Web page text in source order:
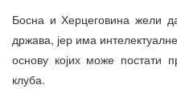
Босна и Херцеговина жели
држава, јер има
основу којих може постати
клуба.